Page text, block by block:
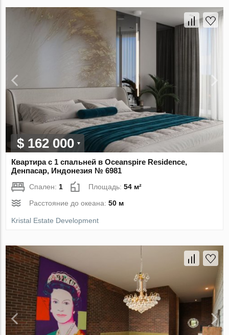
$ 162 000
Квартира с 1 спальней в Oceanspire Residence,
Денпасар, Индонезия № 6981
Спален: 1 Площадь:54 м²
Расстояние до океана:50 м
Kristal Estate Development